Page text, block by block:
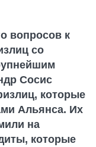
вопросов к
со
Сосис
которые
Альянса. Их
на
которые